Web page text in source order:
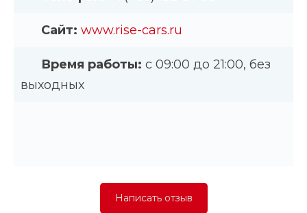
Сайт: www.rise-cars.ru
Время работы: с 09:00 до 21:00, без
выходных
Написать отзыв